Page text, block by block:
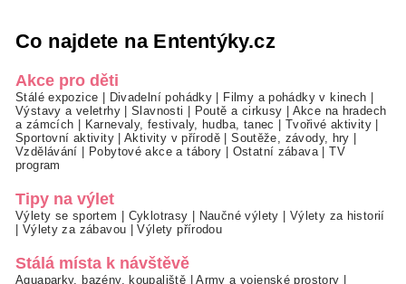
Co najdete na Ententýky.cz
Akce pro děti
Stálé expozice Divadelní pohádky Filmy a pohádky v kinech
Výstavy a veletrhy|Slavnosti Poutě a cirkusy
Akce na hradech
a zámcích
Karnevaly, festivaly, hudba, tanec Tvořivé aktivity
Sportovní aktivity|Aktivity v přírodě |Soutěže, závody, hry
Vzdělávání
Pobytové akce a tábory Ostatní zábava|TV
program
Tipy na výlet
Výlety se sportem Cyklotrasy Naučné výlety
Výlety za historií
Výlety za zábavou |Výlety přírodou
Stálá místa k návštěvě
Aquaparky, bazény, koupaliště |Army a vojenské prostory